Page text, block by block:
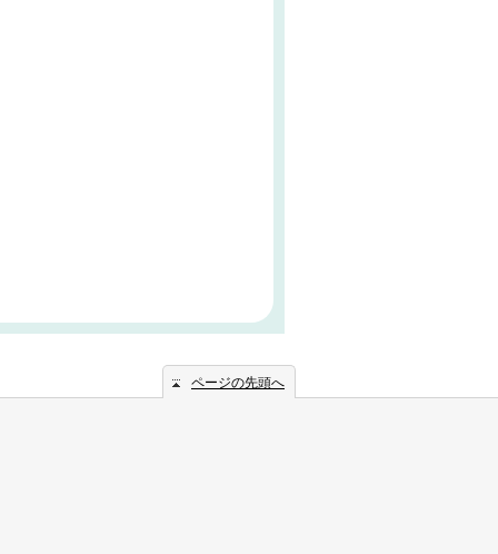
ページの先頭へ